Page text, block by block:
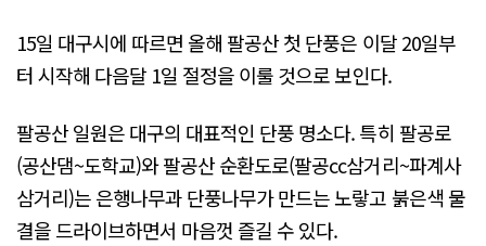
15일 대구시에 따르면 올해 팔공산 첫 단풍은 이달 20일부
터 시작해 다음달 1일 절정을 이룰 것으로 보인다.
팔공산 일원은 대구의 대표적인 단풍 명소다. 특히 팔공로
(공산댐~도학교)와 팔공산 순환도로(팔공cc삼거리~파계사
삼거리)는 은행나무과 단풍나무가 만드는 노랗고 붉은색 물
결을 드라이브하면서 마음껏 즐길 수 있다.